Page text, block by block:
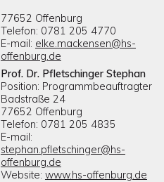
77652 Offenburg
Telefon: 0781 205 4770
E-mail: elke.mackensen@hs-
offenburg.de
Prof. Dr. Pfletschinger Stephan
Position: Programmbeauftragter
Badstraße 24
77652 Offenburg
Telefon: 0781 205 4835
E-mail:
stephan.pfletschinger@hs-
offenburg.de
Website: www.hs-offenburg.de